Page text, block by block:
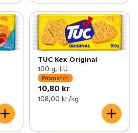
TUC Kex Original
100 g, LU
Prismatch
10,80 kr
108,00 kr /kg